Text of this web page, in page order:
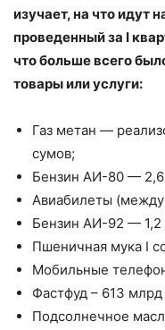
изучает, на что идут
проведенный за I
что больше всего
товары или услуги:
Газ метан —
сумов;
Бензин АИ-80 — 2,6
Авиабилеты
Бензин АИ-92 — 1,2
Пшеничная мука I
Мобильные
Фастфуд – 613 млрд
Подсолнечное